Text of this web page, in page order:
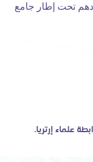
تحت إطار جامع